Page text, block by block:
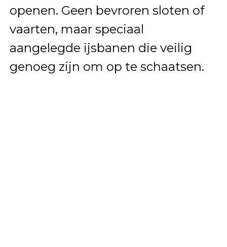
openen. Geen bevroren sloten of
vaarten, maar speciaal
aangelegde ijsbanen die veilig
genoeg zijn om op te schaatsen.